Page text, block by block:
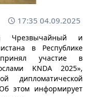
17:35 04.09.2025
Чрезвычайный и
в Республике
участие в
KNDA 2025»,
дипломатической
этом информирует